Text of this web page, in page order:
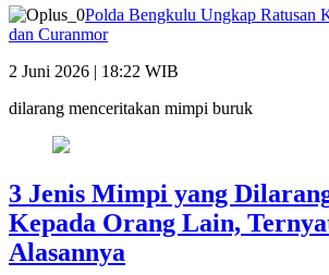
Polda Bengkulu Ungkap Ratusan
dan Curanmor
2 Juni 2026 | 18:22 WIB
dilarang menceritakan mimpi buruk
3 Jenis Mimpi yang
Kepada Orang Lain,
Alasannya